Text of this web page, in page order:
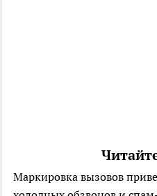
Маркировка вызовов